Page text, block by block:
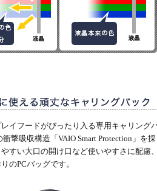
イフードがぴったり入る専用キャリング
衝撃吸収構造「VAIO Smart Protection」を採
すい大口の開け口など使いやすさに配慮
のPCバッグです。